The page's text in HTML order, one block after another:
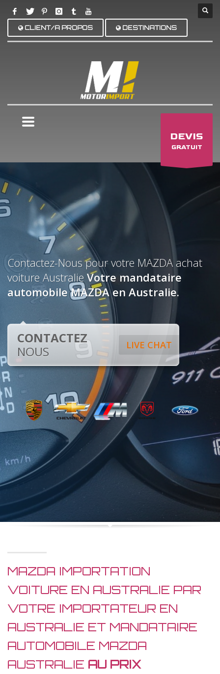
CLIENT/A PROPOS DESTINATIONS
DEVIS
GRATUIT
Contactez-Nous pour votre MAZDA achat
voiture Australie Votre mandataire
automobile MAZDA en Australie.
LIVE CHAT
CONTACTEZ
NOUS
MAZDA IMPORTATION
VOITURE EN AUSTRALIE PAR
VOTRE IMPORTATEUR EN
AUSTRALIE ET MANDATAIRE
AUTOMOBILE MAZDA
AUSTRALIE AU PRIX